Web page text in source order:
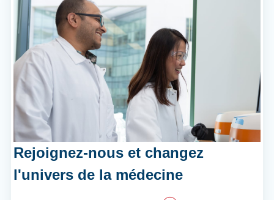
Rejoignez-nous et changez
l'univers de la médecine